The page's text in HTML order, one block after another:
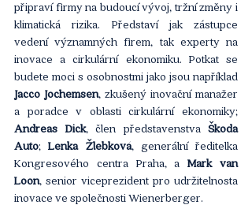
připraví firmy na budoucí vývoj, tržní změny i
klimatická rizika. Představí jak zástupce
vedení významných firem, tak experty na
inovace a cirkulární ekonomiku. Potkat se
Jacco Jochemsen, zkušený inovační manažer
Andreas Dick, člen představenstva Škoda
Auto; Lenka Žlebková, generální ředitelka
Kongresového centra Praha, a Mark van
Loon, senior viceprezident pro udržitelnosta
inovace ve společnosti Wienerberger.